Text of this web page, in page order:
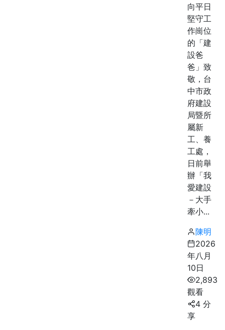
向平日
堅守工
作崗位
的「建
設爸
爸」致
敬，台
中市政
府建設
局暨所
屬新
工、養
工處，
日前舉
辦「我
愛建設
－大手
牽小...
陳明
2026
年八月
10日
2,893
觀看
4 分
享